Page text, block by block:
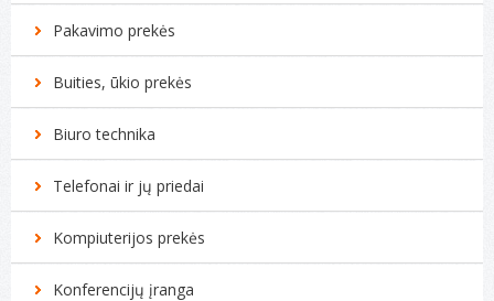
Pakavimo prekės
Buities, ūkio prekės
Biuro technika
Telefonai ir jų priedai
Kompiuterijos prekės
Konferencijų įranga